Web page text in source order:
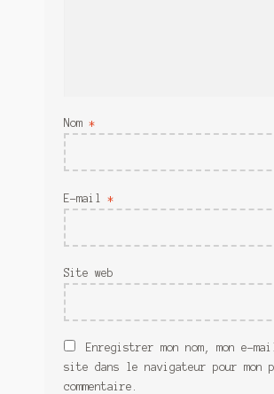
Nom *
E-mail *
Site web
Enregistrer mon nom, mon e-
site dans le navigateur pour mon
commentaire.